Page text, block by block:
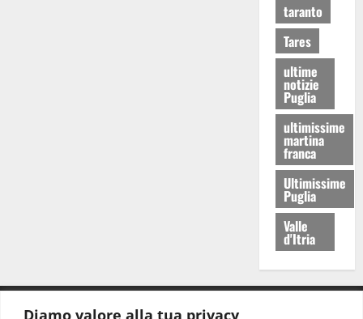
Diamo valore alla tua privacy
taranto
Tares
ultime
notizie
Puglia
ultimissime
martina
franca
Ultimissime
Puglia
Valle
d'Itria